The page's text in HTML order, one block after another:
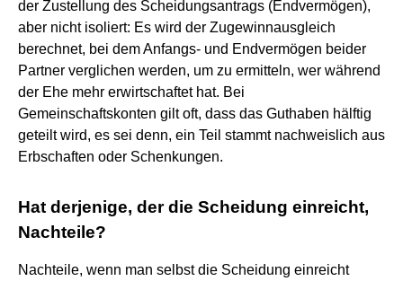
der Zustellung des Scheidungsantrags (Endvermögen),
aber nicht isoliert: Es wird der Zugewinnausgleich
berechnet, bei dem Anfangs- und Endvermögen beider
Partner verglichen werden, um zu ermitteln, wer während
der Ehe mehr erwirtschaftet hat. Bei
Gemeinschaftskonten gilt oft, dass das Guthaben hälftig
geteilt wird, es sei denn, ein Teil stammt nachweislich aus
Erbschaften oder Schenkungen.
Hat derjenige, der die Scheidung einreicht,
Nachteile?
Nachteile, wenn man selbst die Scheidung einreicht